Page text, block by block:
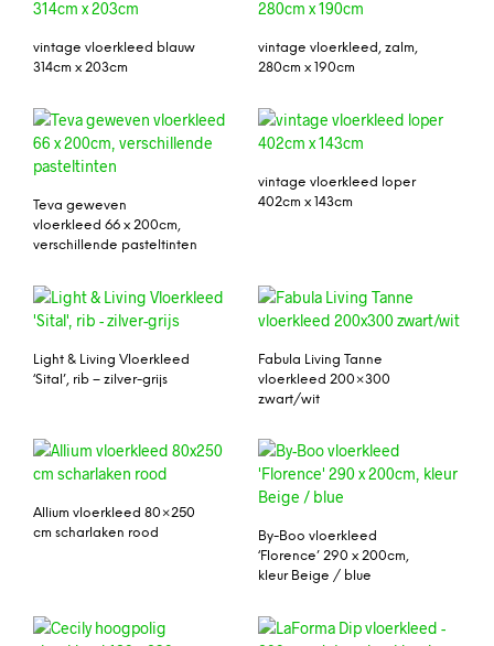
vintage vloerkleed blauw
314cm x 203cm
vintage vloerkleed, zalm,
280cm x 190cm
Teva geweven
vloerkleed 66 x 200cm,
verschillende pasteltinten
vintage vloerkleed loper
402cm x 143cm
Light & Living Vloerkleed
‘Sital’, rib – zilver-grijs
Fabula Living Tanne
vloerkleed 200×300
zwart/wit
Allium vloerkleed 80×250
cm scharlaken rood
By-Boo vloerkleed
‘Florence’ 290 x 200cm,
kleur Beige / blue